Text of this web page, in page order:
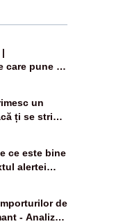
care pune în
cunoscută
un
ți se strică
ce este bine
alertei
de
- Analiză